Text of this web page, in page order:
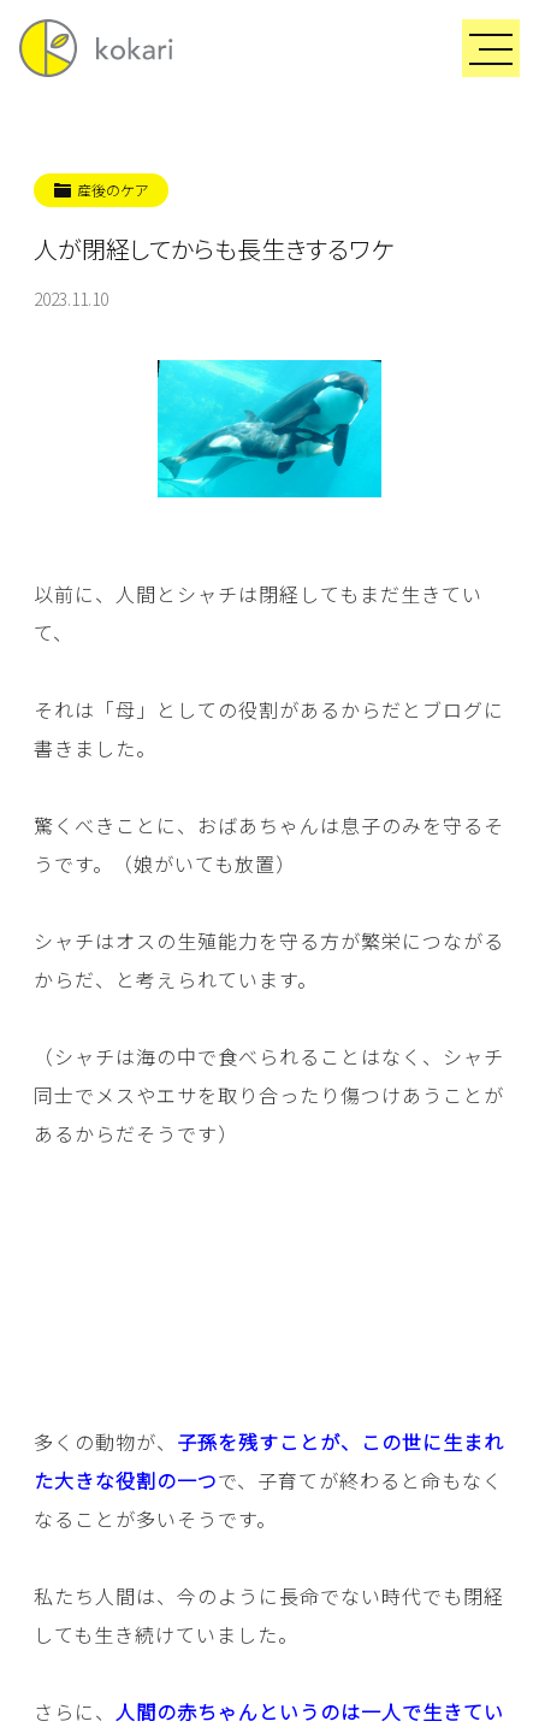
産後のケア
人が閉経してからも長生きするワケ
2023.11.10
以前に、人間とシャチは閉経してもまだ生きてい
て、
それは「母」としての役割があるからだとブログに
書きました。
驚くべきことに、おばあちゃんは息子のみを守るそ
うです。（娘がいても放置）
シャチはオスの生殖能力を守る方が繁栄につながる
からだ、と考えられています。
（シャチは海の中で食べられることはなく、シャチ
同士でメスやエサを取り合ったり傷つけあうことが
あるからだそうです）
多くの動物が、 子孫を残すことが、この世に生まれ
た大きな役割の一つで、子育てが終わると命もなく
なることが多いそうです。
私たち人間は、今のように長命でない時代でも閉経
しても生き続けていました。
さらに、 人間の赤ちゃんというのは一人で生きてい